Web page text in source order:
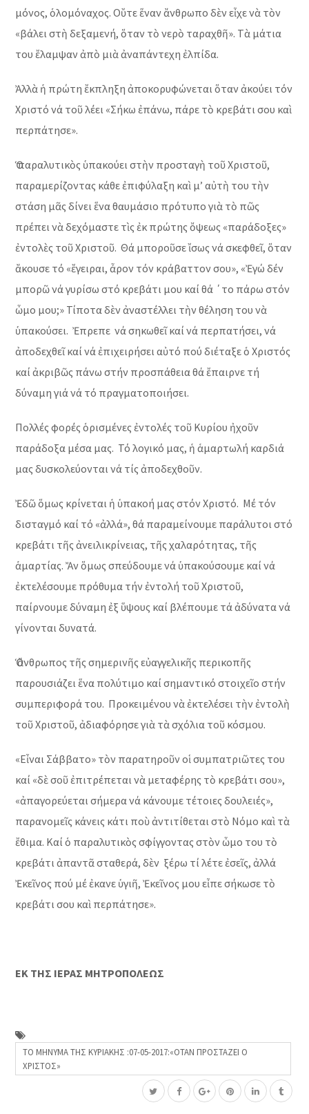
μόνος, ὁλομόναχος. Οὔτε ἕναν ἄνθρωπο δὲν εἶχε νὰ τὸν
«βάλει στὴ δεξαμενή, ὅταν τὸ νερὸ ταραχθῆ». Τὰ μάτια
του ἔλαμψαν ἀπὸ μιὰ ἀναπάντεχη ἐλπίδα.
Ἀλλὰ ἡ πρώτη ἔκπληξη ἀποκορυφώνεται ὅταν ἀκούει τόν
Χριστό νά τοῦ λέει «Σήκω ἐπάνω, πάρε τὸ κρεβάτι σου καὶ
περπάτησε».
Ὁ παραλυτικὸς ὑπακούει στὴν προσταγὴ τοῦ Χριστοῦ,
παραμερίζοντας κάθε ἐπιφύλαξη καὶ μ’ αὐτὴ του τὴν
στάση μᾶς δίνει ἕνα θαυμάσιο πρότυπο γιὰ τὸ πῶς
πρέπει νὰ δεχόμαστε τὶς ἐκ πρώτης ὄψεως «παράδοξες»
ἐντολὲς τοῦ Χριστοῦ. Θά μποροῦσε ἴσως νά σκεφθεῖ, ὅταν
ἄκουσε τό «ἔγειραι, ἆρον τόν κράβαττον σου», «Ἐγώ δέν
μπορῶ νά γυρίσω στό κρεβάτι μου καί θά ΄το πάρω στόν
ὦμο μου;» Τίποτα δὲν ἀναστέλλει τὴν θέληση του νὰ
ὑπακούσει. Ἐπρεπε νά σηκωθεῖ καί νά περπατήσει, νά
ἀποδεχθεῖ καί νά ἐπιχειρήσει αὐτό πού διέταξε ὁ Χριστός
καί ἀκριβῶς πάνω στήν προσπάθεια θά ἔπαιρνε τή
δύναμη γιά νά τό πραγματοποιήσει.
Πολλές φορές ὁρισμένες ἐντολές τοῦ Κυρίου ἠχοῦν
παράδοξα μέσα μας. Τό λογικό μας, ἡ ἁμαρτωλή καρδιά
μας δυσκολεύονται νά τίς ἀποδεχθοῦν.
Ἐδῶ ὅμως κρίνεται ἡ ὑπακοή μας στόν Χριστό. Μέ τόν
δισταγμό καί τό «ἀλλά», θά παραμείνουμε παράλυτοι στό
κρεβάτι τῆς ἀνειλικρίνειας, τῆς χαλαρότητας, τῆς
ἁμαρτίας. Ἄν ὅμως σπεύδουμε νά ὑπακούσουμε καί νά
ἐκτελέσουμε πρόθυμα τήν ἐντολή τοῦ Χριστοῦ,
παίρνουμε δύναμη ἐξ ὕψους καί βλέπουμε τά ἀδύνατα νά
γίνονται δυνατά.
Ὁ ἄνθρωπος τῆς σημερινῆς εὐαγγελικῆς περικοπῆς
παρουσιάζει ἕνα πολύτιμο καί σημαντικό στοιχεῖο στήν
συμπεριφορά του. Προκειμένου νὰ ἐκτελέσει τὴν ἐντολὴ
τοῦ Χριστοῦ, ἀδιαφόρησε γιὰ τὰ σχόλια τοῦ κόσμου.
«Εἶναι Σάββατο» τὸν παρατηροῦν οἱ συμπατριῶτες του
καί «δὲ σοῦ ἐπιτρέπεται νὰ μεταφέρης τὸ κρεβάτι σου»,
«ἀπαγορεύεται σήμερα νά κάνουμε τέτοιες δουλειές»,
παρανομεῖς κάνεις κάτι ποὺ ἀντιτίθεται στὸ Νόμο καὶ τὰ
ἔθιμα. Καί ὁ παραλυτικὸς σφίγγοντας στὸν ὦμο του τὸ
κρεβάτι ἀπαντᾶ σταθερά, δὲν ξέρω τί λέτε ἐσεῖς, ἀλλά
Ἐκεῖνος πού μέ ἐκανε ὑγιῆ, Ἐκεῖνος μου εἶπε σήκωσε τὸ
κρεβάτι σου καὶ περπάτησε».
ΕΚ ΤΗΣ ΙΕΡΑΣ ΜΗΤΡΟΠΟΛΕΩΣ
ΤΟ ΜΗΝΥΜΑ ΤΗΣ ΚΥΡΙΑΚΗΣ :07-05-2017:«ΟΤΑΝ ΠΡΟΣΤΑΖΕΙ Ο
ΧΡΙΣΤΟΣ»